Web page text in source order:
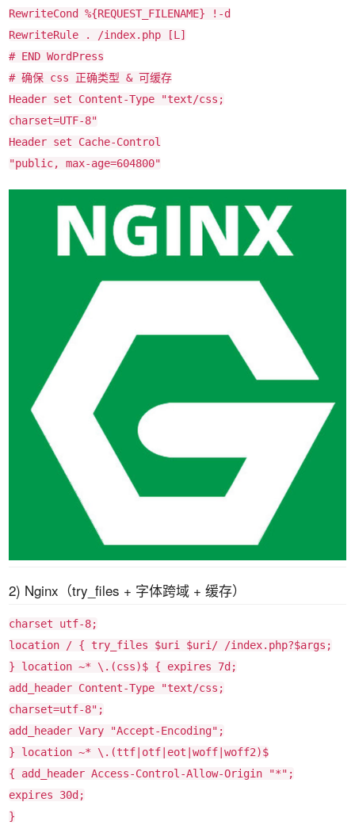
RewriteCond %{REQUEST_FILENAME} !-d
RewriteRule . /index.php [L]
# END WordPress
# 确保 css 正确类型 & 可缓存
Header set Content-Type "text/css;
charset=UTF-8"
Header set Cache-Control
"public, max-age=604800"
2) Nginx（try_files + 字体跨域 + 缓存）
charset utf-8;
location / { try_files $uri $uri/ /index.php?$args ;
} location ~* \.(css)$ { expires 7d ;
add_header Content-Type
"text/css;
charset=utf-8" ;
add_header Vary "Accept-Encoding" ;
} location ~* \.(ttf|otf|eot|woff|woff2)$
{ add_header Access-Control-Allow-Origin "*" ;
expires
30d ;
}